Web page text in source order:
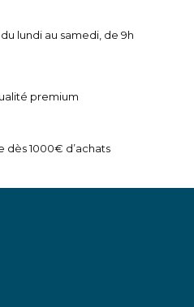
lundi au samedi, de 9h
premium
dès 1000€ d’achats